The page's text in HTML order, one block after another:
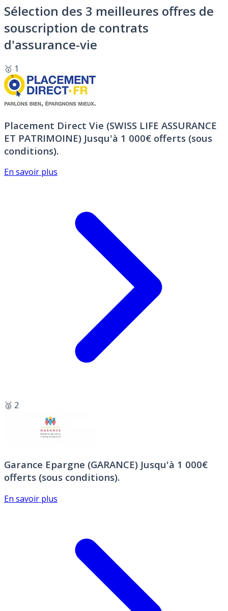
Sélection des 3 meilleures offres de
souscription de contrats
d'assurance-vie
🥇 1
Placement Direct Vie (SWISS LIFE ASSURANCE
ET PATRIMOINE) Jusqu'à 1 000€ offerts (sous
conditions).
En savoir plus
🥈 2
Garance Epargne (GARANCE) Jusqu'à 1 000€
offerts (sous conditions).
En savoir plus